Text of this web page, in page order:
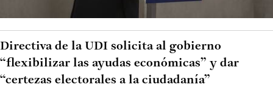
Directiva de la UDI solicita al gobierno
“flexibilizar las ayudas económicas” y dar
“certezas electorales a la ciudadanía”